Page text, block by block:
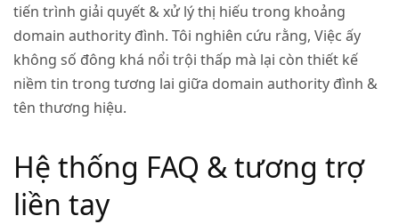
tiến trình giải quyết & xử lý thị hiếu trong khoảng
domain authority đình. Tôi nghiên cứu rằng, Việc ấy
không số đông khá nổi trội thấp mà lại còn thiết kế
niềm tin trong tương lai giữa domain authority đình &
tên thương hiệu.
Hệ thống FAQ & tương trợ
liền tay